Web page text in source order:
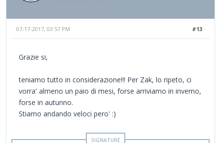
#13
07-17-2017, 03:57 PM
Grazie si,
teniamo tutto in considerazione!!! Per Zak, lo ripeto, ci
vorra' almeno un paio di mesi, forse arriviamo in inverno,
forse in autunno.
Stiamo andando veloci pero' :)